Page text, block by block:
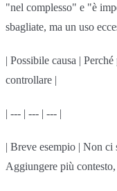
"nel complesso" e "è
sbagliate, ma un uso
| Possibile causa |
controllare |
| --- | --- | --- |
| Breve esempio | Non ci
Aggiungere più contesto,